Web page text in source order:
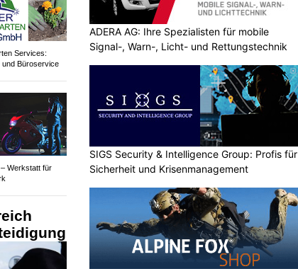
Services:
und Büroservice
Werkstatt für
ADERA AG: Ihre Spezialisten für mobile
Signal-, Warn-, Licht- und Rettungstechnik
SIGS Security & Intelligence Group: Profis für
Sicherheit und Krisenmanagement